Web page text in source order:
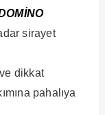
sirayet
dikkat
pahalıya